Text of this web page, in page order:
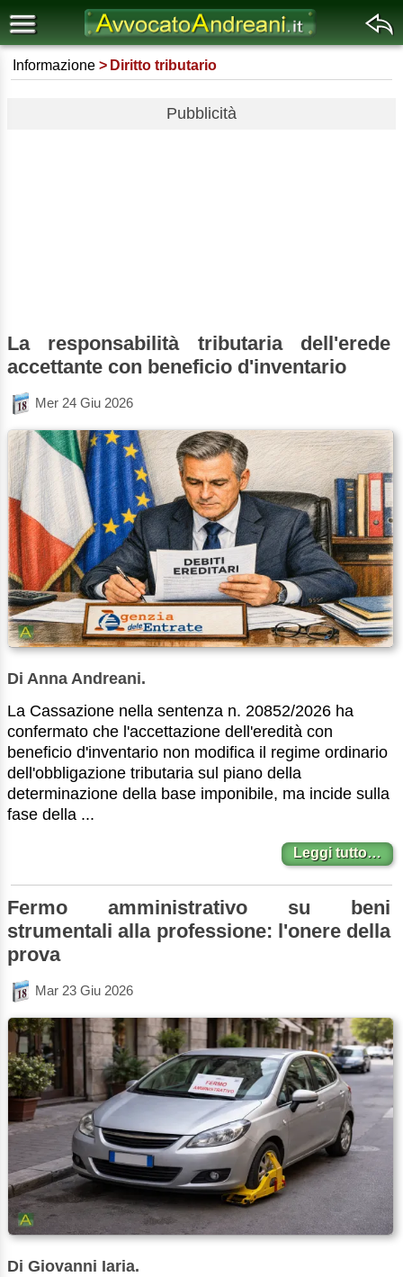
Informazione Diritto tributario
Pubblicità
La responsabilità tributaria dell'erede
accettante con beneficio d'inventario
Mer 24 Giu 2026
Di Anna Andreani.
La Cassazione nella sentenza n. 20852/2026 ha
confermato che l'accettazione dell'eredità con
beneficio d'inventario non modifica il regime ordinario
dell'obbligazione tributaria sul piano della
determinazione della base imponibile, ma incide sulla
fase della ...
Leggi tutto…
Fermo amministrativo su beni
strumentali alla professione: l'onere della
prova
Mar 23 Giu 2026
Di Giovanni Iaria.